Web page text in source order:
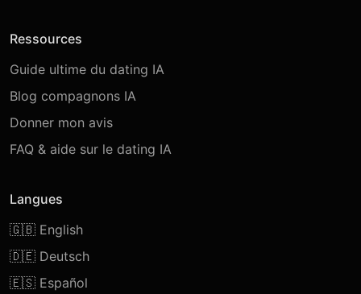
Ressources
Guide ultime du dating IA
Blog compagnons IA
Donner mon avis
FAQ & aide sur le dating IA
Langues
🇬🇧 English
🇩🇪 Deutsch
🇪🇸 Español